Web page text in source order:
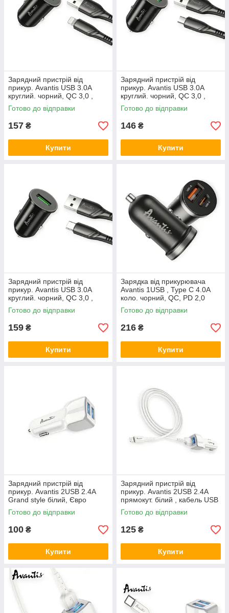
Зарядний пристрій від
прикур. Avantis USB 3.0А
круглий. чорний, QC 3,0 ,
кабель USB - iPhone, 18
Готово до відправки
157 ₴
Купити
Зарядний пристрій від
прикур. Avantis USB 3.0А
круглий. чорний, QC 3,0 ,
кабель USB - Micro USB,
Готово до відправки
146 ₴
Купити
Зарядний пристрій від
прикур. Avantis USB 3.0А
круглий. чорний, QC 3,0 ,
кабель USB - Type C, 18W
Готово до відправки
159 ₴
Купити
Зарядка від прикурювача
Avantis 1USB , Type C 4.0А
коло. чорний, QC, PD 2,0
30W Євро
Готово до відправки
216 ₴
Купити
Зарядний пристрій від
прикур. Avantis 2USB 2.4А
Grand style білий, Євро
Готово до відправки
100 ₴
Купити
Зарядний пристрій від
прикур. Avantis 2USB 2.4А
прямокут. білий , кабель USB
- iPhone Євро
Готово до відправки
125 ₴
Купити